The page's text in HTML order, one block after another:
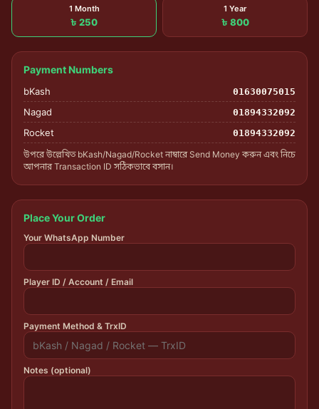
1 Month
৳ 250
1 Year
৳ 800
Payment Numbers
bKash 01630075015
Nagad 01894332092
Rocket 01894332092
উপরে উল্লেখিত bKash/Nagad/Rocket নাম্বারে Send Money করুন এবং নিচে
আপনার Transaction ID সঠিকভাবে বসান।
Place Your Order
Your WhatsApp Number
Player ID / Account / Email
Payment Method & TrxID
Notes (optional)